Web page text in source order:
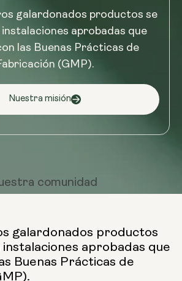
galardonados productos se
aprobadas que
las Buenas Prácticas de
(GMP).
Nuestra misión
comunidad
galardonados productos
aprobadas que
Buenas Prácticas de